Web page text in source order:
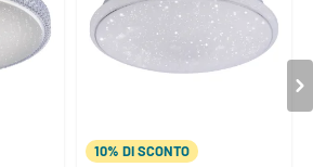
10% DI SCONTO